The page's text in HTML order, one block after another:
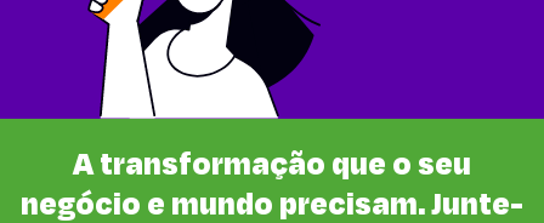
A transformação que o seu
negócio e mundo precisam. Junte-